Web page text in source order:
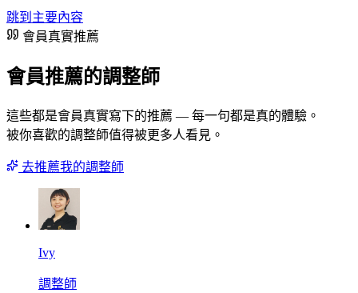
跳到主要內容
會員真實推薦
會員推薦的調整師
這些都是會員真實寫下的推薦 — 每一句都是真的體驗。
被你喜歡的調整師值得被更多人看見。
去推薦我的調整師
Ivy
調整師